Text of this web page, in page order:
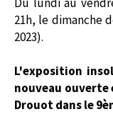
21h, le dimanche
2023).
L'exposition
nouveau ouverte
Drouot dans le